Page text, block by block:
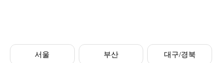
서울 부산 대구/경북